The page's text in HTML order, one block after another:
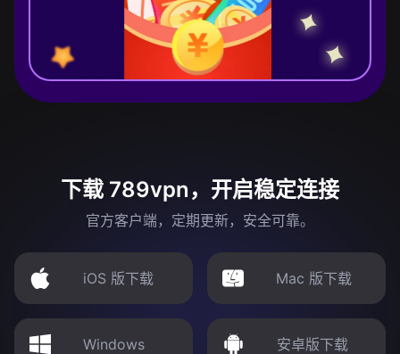
下载 789vpn，开启稳定连接
官方客户端，定期更新，安全可靠。
iOS 版下载 Mac 版下载
Windows 安卓版下载